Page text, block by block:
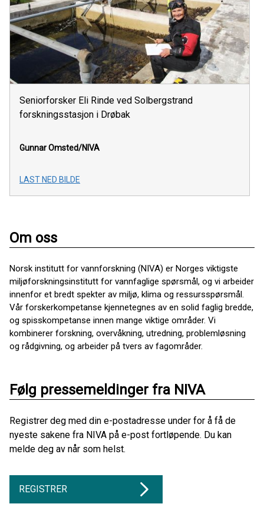
Seniorforsker Eli Rinde ved Solbergstrand
forskningsstasjon i Drøbak
Gunnar Omsted/NIVA
LAST NED BILDE
Om oss
Norsk institutt for vannforskning (NIVA) er Norges viktigste
miljøforskningsinstitutt for vannfaglige spørsmål, og vi arbeider
innenfor et bredt spekter av miljø, klima og ressursspørsmål.
Vår forskerkompetanse kjennetegnes av en solid faglig bredde,
og spisskompetanse innen mange viktige områder. Vi
kombinerer forskning, overvåkning, utredning, problemløsning
og rådgivning, og arbeider på tvers av fagområder.
Følg pressemeldinger fra NIVA
Registrer deg med din e-postadresse under for å få de
nyeste sakene fra NIVA på e-post fortløpende. Du kan
melde deg av når som helst.
REGISTRER